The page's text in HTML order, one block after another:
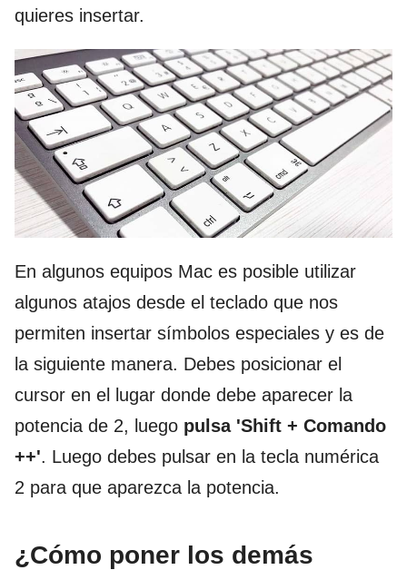
quieres insertar.
En algunos equipos Mac es posible utilizar
algunos atajos desde el teclado que nos
permiten insertar símbolos especiales y es de
la siguiente manera. Debes posicionar el
cursor en el lugar donde debe aparecer la
potencia de 2, luego pulsa 'Shift + Comando
++'. Luego debes pulsar en la tecla numérica
2 para que aparezca la potencia.
¿Cómo poner los demás